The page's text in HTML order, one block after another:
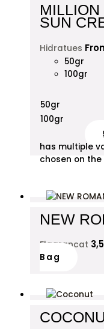
SUN
Hidratues
50gr
100gr
50gr
100gr
has multiple
chosen on
NEW
Flagrancat
Bag